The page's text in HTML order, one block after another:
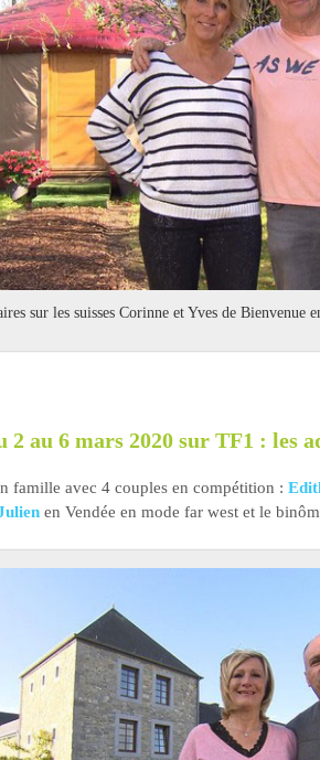
sur les suisses Corinne et Yves de Bienvenue
au 6 mars 2020 sur TF1 : les
famille avec 4 couples en compétition :
en Vendée en mode far west et le